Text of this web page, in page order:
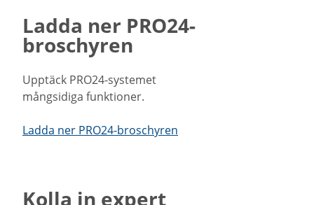
Ladda ner PRO24-
broschyren
Upptäck PRO24-systemet
mångsidiga funktioner.
Ladda ner PRO24-broschyren
Kolla in expert